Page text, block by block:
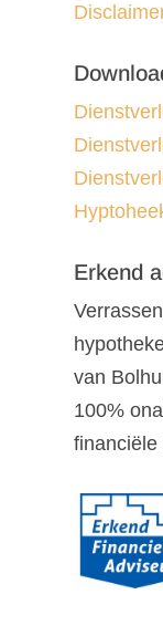
Erkend
van
100%
financiële